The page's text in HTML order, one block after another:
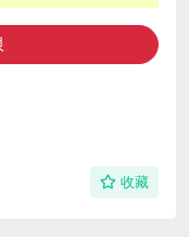
收藏